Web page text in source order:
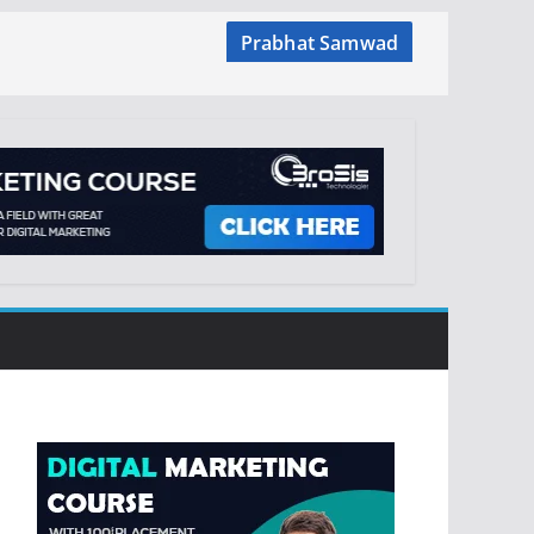
Prabhat Samwad